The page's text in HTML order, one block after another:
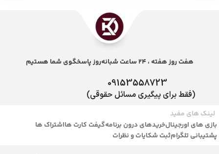
هفت روز هفته ، 24 ساعت شبانه‌روز پاسخگوی شما هستیم
09153558723
(فقط برای پیگیری مسائل حقوقی)
لینک های مفید
بازی های اورجینالخریدهای درون برنامهگیفت کارت هااشتراک ها
پشتیبانی تلگرامثبت شکایات و نظرات